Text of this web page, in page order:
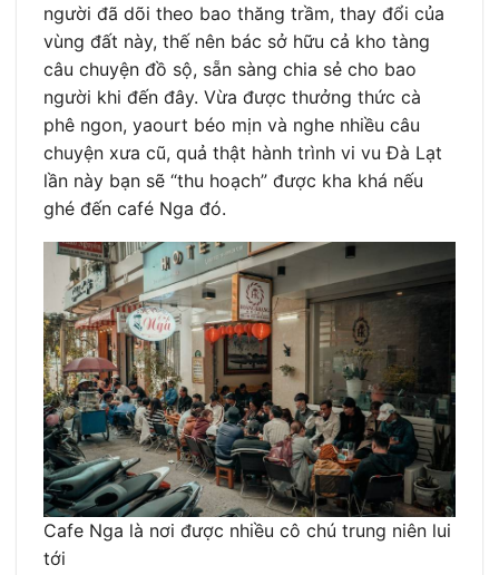
người đã dõi theo bao thăng trầm, thay đổi của
vùng đất này, thế nên bác sở hữu cả kho tàng
câu chuyện đồ sộ, sẵn sàng chia sẻ cho bao
người khi đến đây. Vừa được thưởng thức cà
phê ngon, yaourt béo mịn và nghe nhiều câu
chuyện xưa cũ, quả thật hành trình vi vu Đà Lạt
lần này bạn sẽ “thu hoạch” được kha khá nếu
ghé đến café Nga đó.
Cafe Nga là nơi được nhiều cô chú trung niên lui
tới